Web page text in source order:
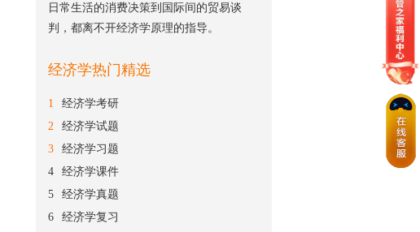
日常生活的消费决策到国际间的贸易谈
判，都离不开经济学原理的指导。
经济学热门精选
1
经济学考研
2
经济学试题
3
经济学习题
4
经济学课件
5
经济学真题
6
经济学复习